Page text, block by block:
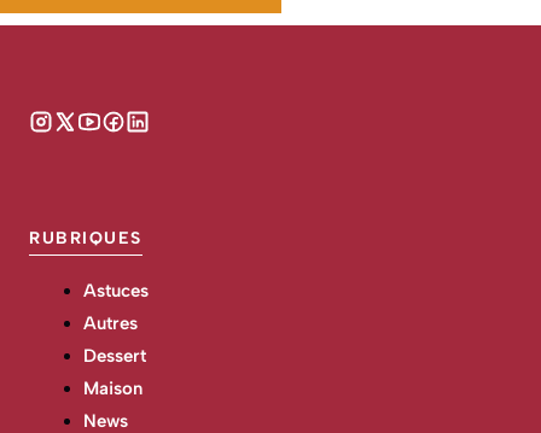
RUBRIQUES
Astuces
Autres
Dessert
Maison
News